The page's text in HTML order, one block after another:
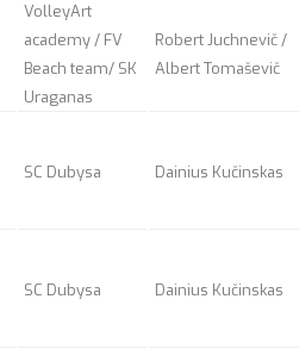
VolleyArt
academy / FV
Beach team/ SK
Uraganas
Robert Juchnevič /
Albert Tomaševič
SC Dubysa Dainius Kučinskas
SC Dubysa Dainius Kučinskas